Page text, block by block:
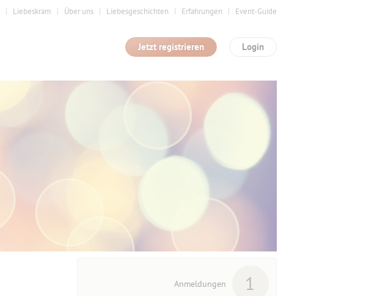
Liebeskram Über uns Liebesgeschichten Erfahrungen Event-Guide
Login
Jetzt registrieren
Anmeldungen 1